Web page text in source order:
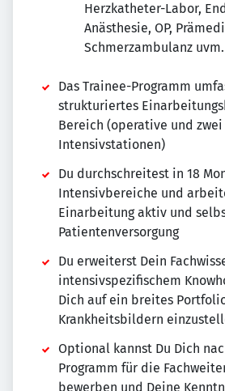
Herzkatheter-Labor,
Anästhesie, OP,
Schmerzambulanz uvm.
Das Trainee-Programm
strukturiertes
Bereich (operative und
Intensivstationen)
Du durchschreitest in 18
Intensivbereiche und
Einarbeitung aktiv und
Patientenversorgung
Du erweiterst Dein
intensivspezifischem
Dich auf ein breites
Krankheitsbildern
Optional kannst Du Dich
Programm für die
bewerben und Deine